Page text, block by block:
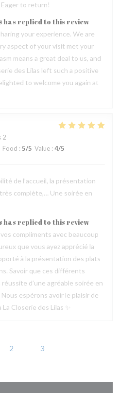
to return!
has replied to this review
your experience. We are
aspect of your visit met your
means a great deal to us, and
des Lilas left such a positive
to welcome you again at
2
Food : 5/5 Value : 4/5
de l’accueil, la présentation
complète,… Une soirée en
has replied to this review
compliments avec beaucoup
que vous ayez apprécié la
à la présentation des plats
Savoir que ces différents
d’une agréable soirée en
espérons avoir le plaisir de
Closerie des Lilas ✨
2 3